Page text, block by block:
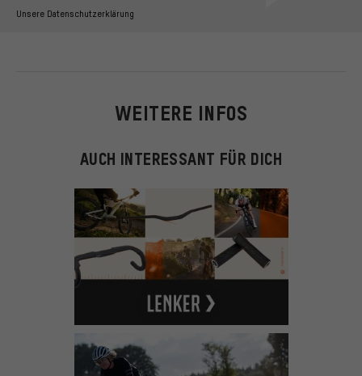
Unsere Datenschutzerklärung
WEITERE INFOS
AUCH INTERESSANT FÜR DICH